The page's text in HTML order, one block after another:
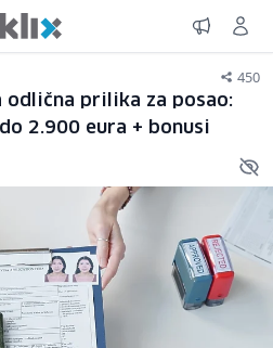
450
odlična prilika za posao:
2.900 eura + bonusi